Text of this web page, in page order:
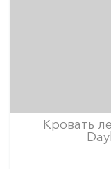
Кровать